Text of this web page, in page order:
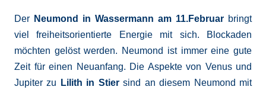
Der Neumond in Wassermann am 11.Februar bringt
viel freiheitsorientierte Energie mit sich. Blockaden
möchten gelöst werden. Neumond ist immer eine gute
Zeit für einen Neuanfang. Die Aspekte von Venus und
Jupiter zu
Lilith in Stiersind an diesem Neumond mit